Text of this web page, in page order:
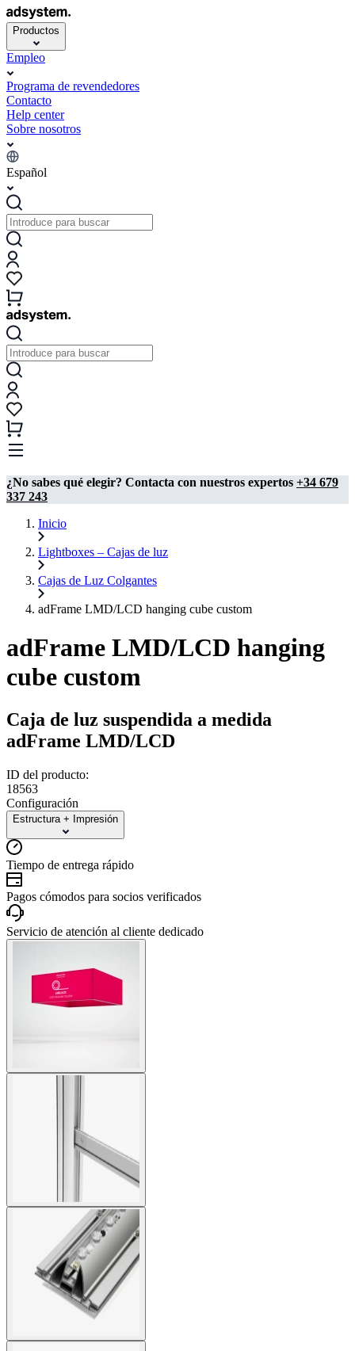
Productos
Empleo
Programa de revendedores
Contacto
Help center
Sobre nosotros
Español
¿No sabes qué elegir? Contacta con nuestros expertos +34 679
337 243
Inicio
Lightboxes – Cajas de luz
Cajas de Luz Colgantes
adFrame LMD/LCD hanging cube custom
adFrame LMD/LCD hanging
cube custom
Caja de luz suspendida a medida
adFrame LMD/LCD
ID del producto:
18563
Configuración
Estructura + Impresión
Tiempo de entrega rápido
Pagos cómodos para socios verificados
Servicio de atención al cliente dedicado